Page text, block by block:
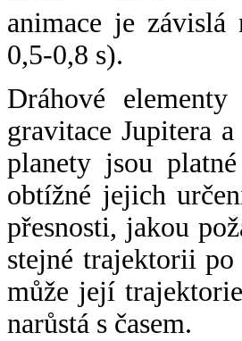
animace je závislá
0,5-0,8 s).
Dráhové
gravitace Jupitera
planety jsou
obtížné jejich
přesnosti, jakou
stejné trajektorii
může její
narůstá s časem.